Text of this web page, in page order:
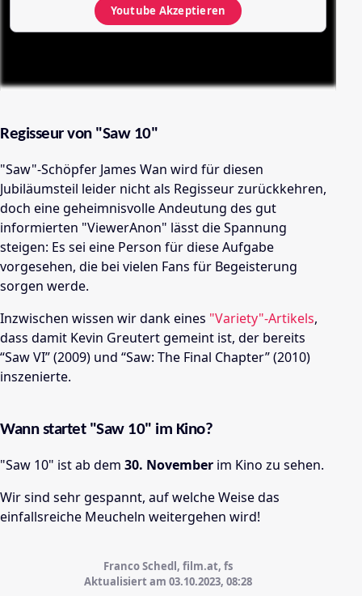
Youtube Akzeptieren
Regisseur von "Saw 10"
"Saw"-Schöpfer James Wan wird für diesen
Jubiläumsteil leider nicht als Regisseur zurückkehren,
doch eine geheimnisvolle Andeutung des gut
informierten "ViewerAnon" lässt die Spannung
steigen: Es sei eine Person für diese Aufgabe
vorgesehen, die bei vielen Fans für Begeisterung
sorgen werde.
Inzwischen wissen wir dank eines "Variety"-Artikels,
dass damit Kevin Greutert gemeint ist, der bereits
“Saw VI” (2009) und “Saw: The Final Chapter” (2010)
inszenierte.
Wann startet "Saw 10" im Kino?
"Saw 10" ist ab dem 30. November im Kino zu sehen.
Wir sind sehr gespannt, auf welche Weise das
einfallsreiche Meucheln weitergehen wird!
Franco Schedl, film.at, fs
Aktualisiert am 03.10.2023, 08:28